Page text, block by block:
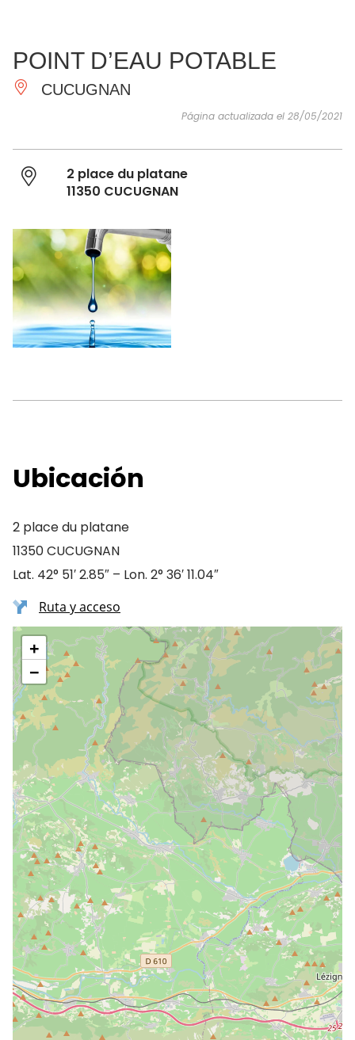
IMPRESCINDIBLES
HACER
INSPIRACIONES
POINT D’EAU POTABLE
CUCUGNAN
Página actualizada el 28/05/2021
2 place du platane
11350 CUCUGNAN
Ubicación
2 place du platane
11350 CUCUGNAN
Lat. 42° 51′ 2.85″ – Lon. 2° 36′ 11.04″
Ruta y acceso
+
−